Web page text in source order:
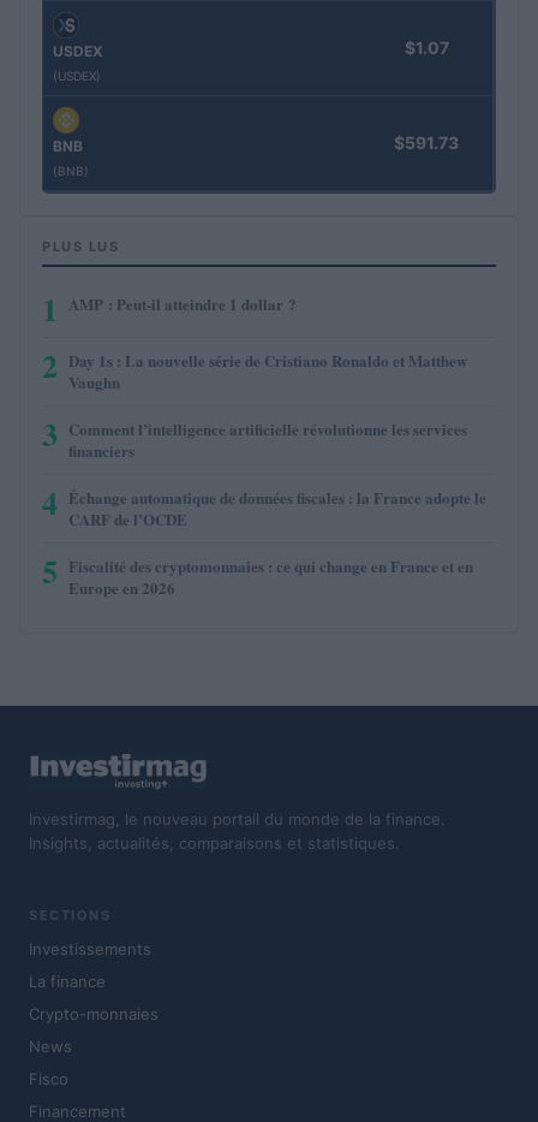
USDEX
(USDEX)
$1.07
BNB
(BNB)
$591.73
PLUS LUS
1 AMP : Peut-il atteindre 1 dollar ?
2 Day 1s : La nouvelle série de Cristiano Ronaldo et Matthew
Vaughn
3 Comment l’intelligence artificielle révolutionne les services
financiers
4 Échange automatique de données fiscales : la France adopte le
CARF de l’OCDE
5 Fiscalité des cryptomonnaies : ce qui change en France et en
Europe en 2026
Investirmag, le nouveau portail du monde de la finance.
Insights, actualités, comparaisons et statistiques.
SECTIONS
Investissements
La finance
Crypto-monnaies
News
Fisco
Financement